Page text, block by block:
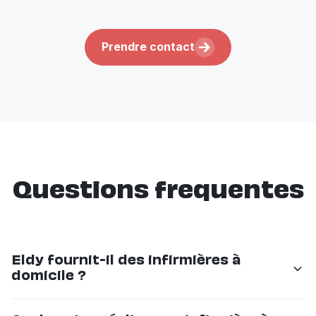
Prendre contact
Questions frequentes
Eldy fournit-il des infirmières à
domicile ?